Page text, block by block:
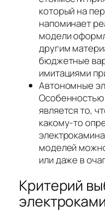
который на
напоминает
модели
другим
бюджетные
имитациями
Автономные
является то,
какому-то
моделей
или даже в
Критерий